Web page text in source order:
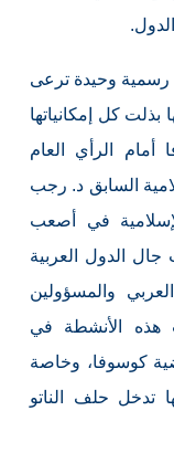
رسمية وحيدة ترعى
بذلت كل إمكانياتها
أمام الرأي العام
السابق د. رجب
في أصعب
من عام 1991-2003، حيث جال الدول العربية
والمسؤولين
هذه الأنشطة في
كوسوفا، وخاصة
تدخل حلف الناتو